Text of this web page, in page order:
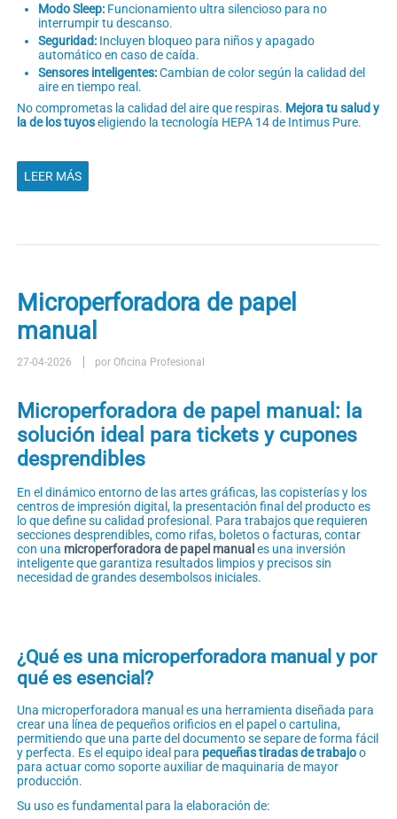
Modo Sleep: Funcionamiento ultra silencioso para no
interrumpir tu descanso.
Seguridad: Incluyen bloqueo para niños y apagado
automático en caso de caída.
Sensores inteligentes:Cambian de color según la calidad del
aire en tiempo real.
No comprometas la calidad del aire que respiras. Mejora tu salud y
la de los tuyoseligiendo la tecnología HEPA 14 de Intimus Pure.
LEER MÁS
Microperforadora de papel
manual
27-04-2026 por Oficina Profesional
Microperforadora de papel manual: la
solución ideal para tickets y cupones
desprendibles
En el dinámico entorno de las artes gráficas, las copisterías y los
centros de impresión digital, la presentación final del producto es
lo que define su calidad profesional. Para trabajos que requieren
secciones desprendibles, como rifas, boletos o facturas, contar
con una microperforadora de papel manual es una inversión
inteligente que garantiza resultados limpios y precisos sin
necesidad de grandes desembolsos iniciales.
¿Qué es una microperforadora manual y por
qué es esencial?
Una microperforadora manual es una herramienta diseñada para
crear una línea de pequeños orificios en el papel o cartulina,
permitiendo que una parte del documento se separe de forma fácil
y perfecta. Es el equipo ideal para pequeñas tiradas de trabajoo
para actuar como soporte auxiliar de maquinaria de mayor
producción.
Su uso es fundamental para la elaboración de: